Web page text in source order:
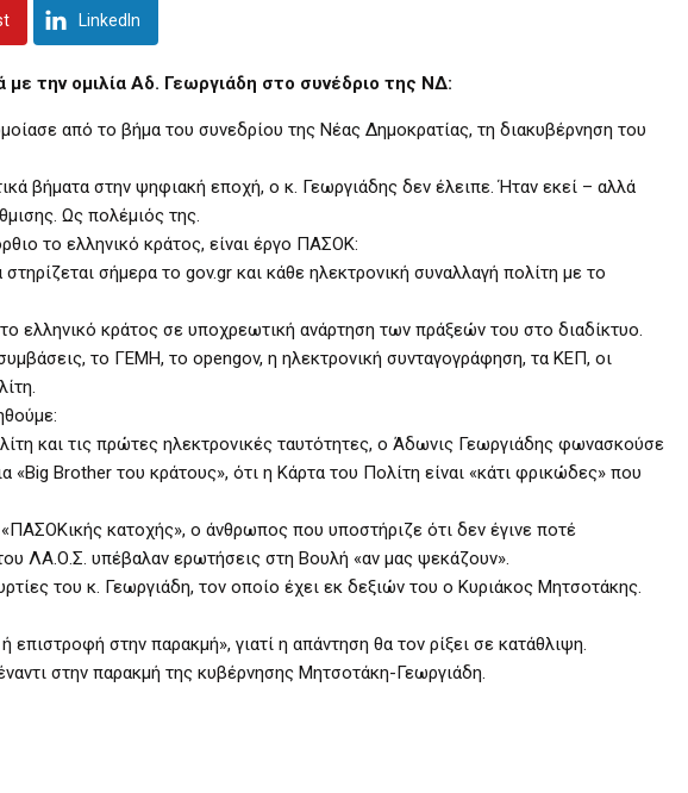
LinkedIn
την ομιλία Αδ. Γεωργιάδη στο συνέδριο της ΝΔ:
από το βήμα του συνεδρίου της Νέας Δημοκρατίας, τη διακυβέρνηση του
βήματα στην ψηφιακή εποχή, ο κ. Γεωργιάδης δεν έλειπε. Ήταν εκεί – αλλά
Ως πολέμιός της.
το ελληνικό κράτος, είναι έργο ΠΑΣΟΚ:
σήμερα το gov.gr και κάθε ηλεκτρονική συναλλαγή πολίτη με το
ελληνικό κράτος σε υποχρεωτική ανάρτηση των πράξεών του στο διαδίκτυο.
το ΓΕΜΗ, το opengov, η ηλεκτρονική συνταγογράφηση, τα ΚΕΠ, οι
και τις πρώτες ηλεκτρονικές ταυτότητες, ο Άδωνις Γεωργιάδης φωνασκούσε
«Big Brother του κράτους», ότι η Κάρτα του Πολίτη είναι «κάτι φρικώδες» που
κατοχής», ο άνθρωπος που υποστήριζε ότι δεν έγινε ποτέ
ΛΑ.Ο.Σ. υπέβαλαν ερωτήσεις στη Βουλή «αν μας ψεκάζουν».
του κ. Γεωργιάδη, τον οποίο έχει εκ δεξιών του ο Κυριάκος Μητσοτάκης.
επιστροφή στην παρακμή», γιατί η απάντηση θα τον ρίξει σε κατάθλιψη.
στην παρακμή της κυβέρνησης Μητσοτάκη-Γεωργιάδη.